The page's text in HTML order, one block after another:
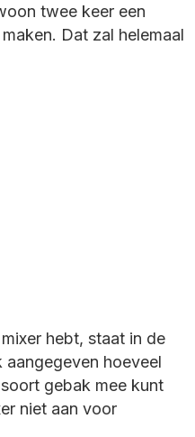
twee keer een
Dat zal helemaal
hebt, staat in de
hoeveel
gebak mee kunt
niet aan voor